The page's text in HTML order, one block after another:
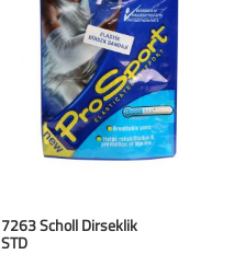
7263 Scholl Dirseklik
STD